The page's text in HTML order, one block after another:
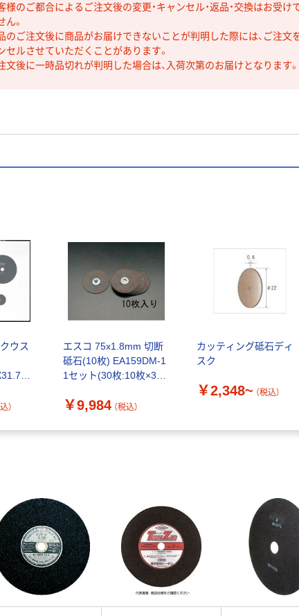
様のご都合によるご注文後の変更・キャンセル・返品・交換はお受け
ん。
のご注文後に商品がお届けできないことが判明した際には、ご注文
セルさせていただくことがあります。
文後に一時品切れが判明した場合は、入荷次第のお届けとなります。
ウス
1
）
エスコ 75x1.8mm 切断
砥石(10枚) EA159DM-1
1セット(30枚:10枚×3セ
￥9,984 （税込）
カッティング砥石ディ
スク
￥2,348~ （税込）